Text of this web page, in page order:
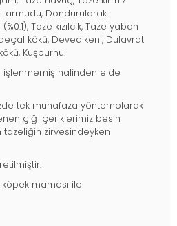
armudu, Dondurularak
Taze kızılcık, Taze yaban
kökü, Devedikeni, Dulavrat
Kuşburnu.
işlenmemiş halinden elde
tek muhafaza yöntemolarak
çiğ içeriklerimiz besin
zirvesindeyken
maması ile